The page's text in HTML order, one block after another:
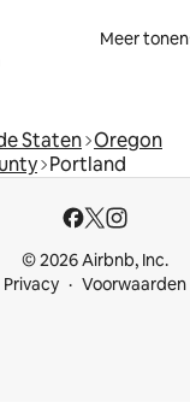
Meer tonen
Staten Oregon
Portland
© 2026 Airbnb, Inc.
Privacy
Voorwaarden